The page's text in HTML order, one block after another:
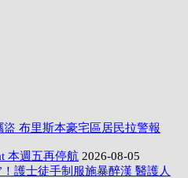
布里斯本豪宅區居民拉警報
本週五再停航 2026-08-05
護士徒手制服施暴醉漢 醫護人